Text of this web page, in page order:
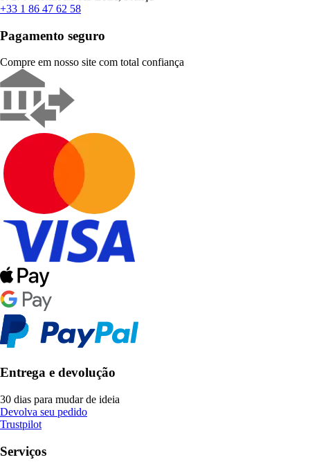
+33 1 86 47 62 58
Pagamento seguro
Compre em nosso site com total confiança
Entrega e devolução
30 dias para mudar de ideia
Devolva seu pedido
Trustpilot
Serviços